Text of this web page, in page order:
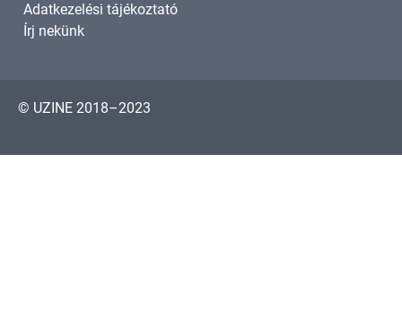
Adatkezelési tájékoztató
Írj nekünk
© UZINE 2018–2023